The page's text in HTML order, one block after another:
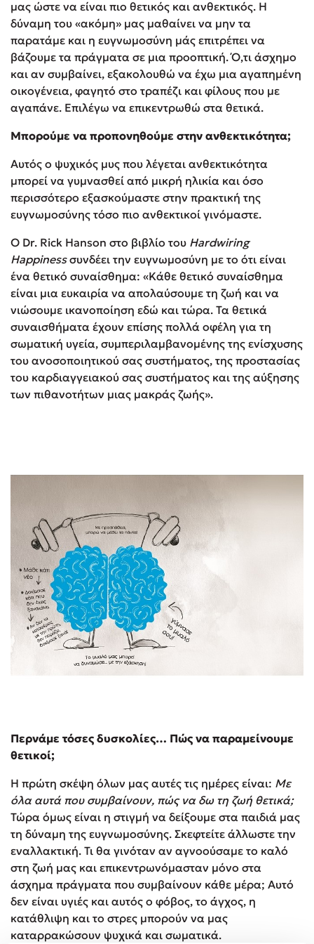
μας ώστε να είναι πιο θετικός και ανθεκτικός. Η
δύναμη του «ακόμη» μας μαθαίνει να μην τα
παρατάμε και η ευγνωμοσύνη μάς επιτρέπει να
βάζουμε τα πράγματα σε μια προοπτική. Ό,τι άσχημο
και αν συμβαίνει, εξακολουθώ να έχω μια αγαπημένη
οικογένεια, φαγητό στο τραπέζι και φίλους που με
αγαπάνε. Επιλέγω να επικεντρωθώ στα θετικά.
Μπορούμε να προπονηθούμε στην ανθεκτικότητα;
Αυτός ο ψυχικός μυς που λέγεται ανθεκτικότητα
μπορεί να γυμνασθεί από μικρή ηλικία και όσο
περισσότερο εξασκούμαστε στην πρακτική της
ευγνωμοσύνης τόσο πιο ανθεκτικοί γινόμαστε.
Ο Dr. Rick Hanson στο βιβλίο του Hardwiring
Happinessσυνδέει την ευγνωμοσύνη με το ότι είναι
ένα θετικό συναίσθημα: «Κάθε θετικό συναίσθημα
είναι μια ευκαιρία να απολαύσουμε τη ζωή και να
νιώσουμε ικανοποίηση εδώ και τώρα. Τα θετικά
συναισθήματα έχουν επίσης πολλά οφέλη για τη
σωματική υγεία, συμπεριλαμβανομένης της ενίσχυσης
του ανοσοποιητικού σας συστήματος, της προστασίας
του καρδιαγγειακού σας συστήματος και της αύξησης
των πιθανοτήτων μιας μακράς ζωής».
Περνάμε τόσες δυσκολίες… Πώς να παραμείνουμε
θετικοί;
Η πρώτη σκέψη όλων μας αυτές τις ημέρες είναι: Με
όλα αυτά που συμβαίνουν, πώς να δω τη ζωή θετικά;
Τώρα όμως είναι η στιγμή να δείξουμε στα παιδιά μας
τη δύναμη της ευγνωμοσύνης. Σκεφτείτε άλλωστε την
εναλλακτική. Τι θα γινόταν αν αγνοούσαμε το καλό
στη ζωή μας και επικεντρωνόμασταν μόνο στα
άσχημα πράγματα που συμβαίνουν κάθε μέρα; Αυτό
δεν είναι υγιές και αυτός ο φόβος, το άγχος, η
κατάθλιψη και το στρες μπορούν να μας
καταρρακώσουν ψυχικά και σωματικά.